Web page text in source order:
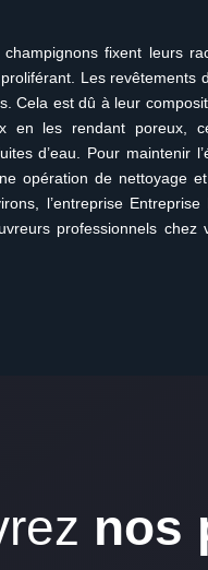
fixent leurs
Les revêtements
Cela est dû à leur
en les rendant poreux,
d’eau. Pour maintenir
opération de nettoyage
l’entreprise
professionnels
nos